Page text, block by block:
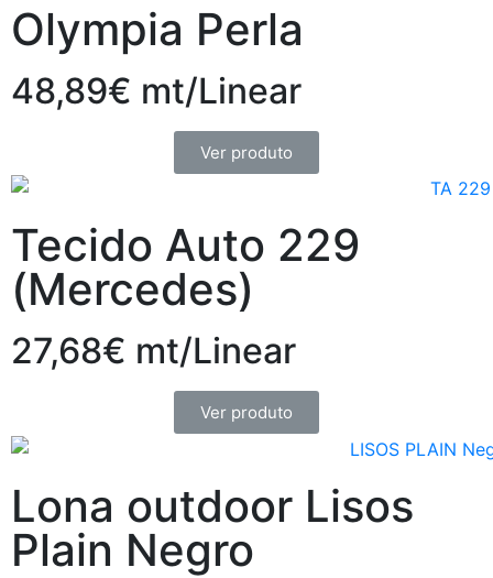
Olympia Perla
48,89€ mt/Linear
Ver produto
Tecido Auto 229
(Mercedes)
27,68€ mt/Linear
Ver produto
Lona outdoor Lisos
Plain Negro